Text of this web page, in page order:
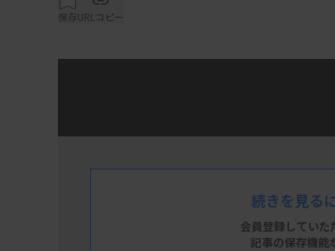
保存URLコピー
続きを見る
会員登録していた
記事の保存機能